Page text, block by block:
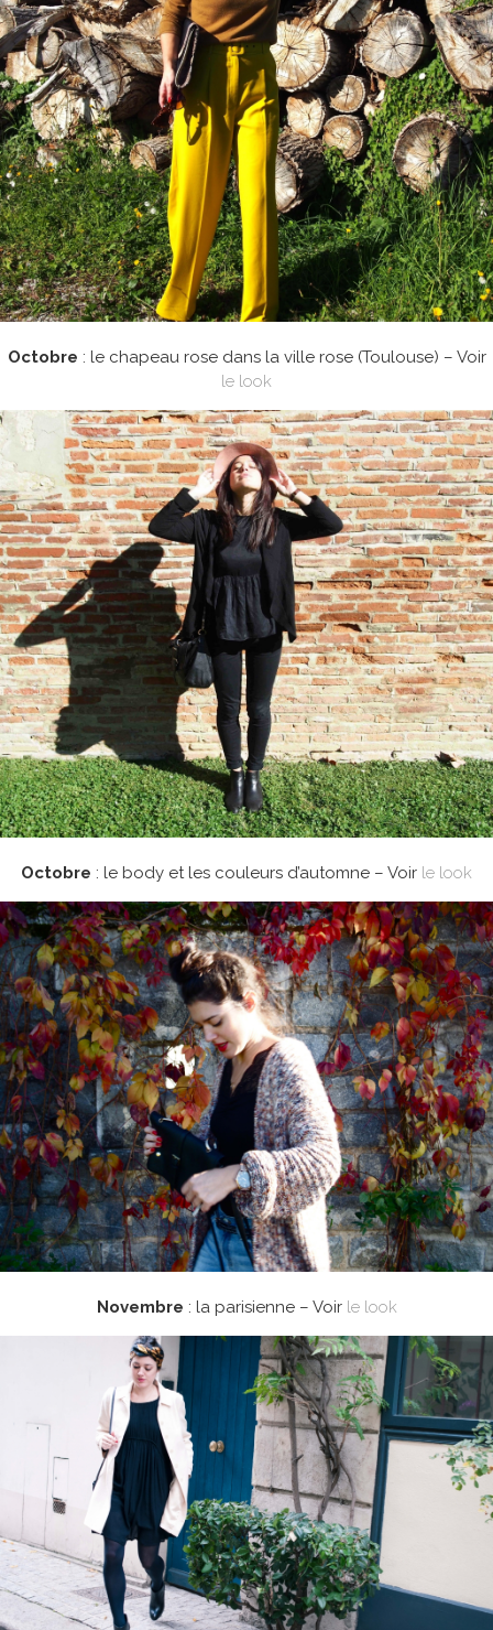
Octobre : le chapeau rose dans la ville rose (Toulouse) – Voir
le look
Octobre : le body et les couleurs d’automne – Voir le look
Novembre : la parisienne – Voir le look